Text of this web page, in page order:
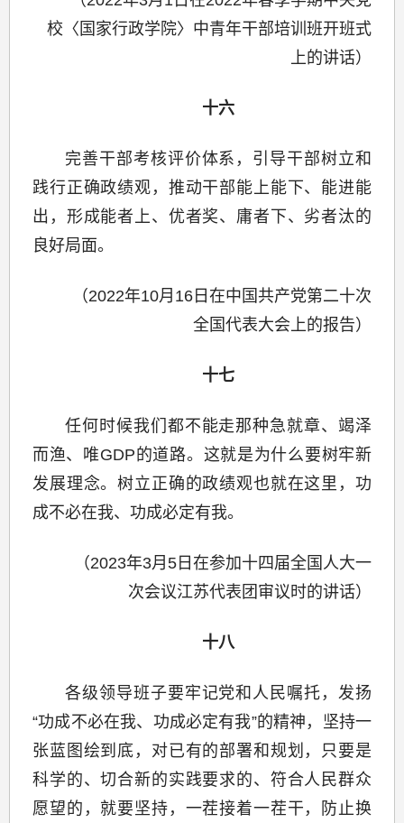
校〈国家行政学院〉中青年干部培训班开班式
上的讲话）
十六
完善干部考核评价体系，引导干部树立和
践行正确政绩观，推动干部能上能下、能进能
出，形成能者上、优者奖、庸者下、劣者汰的
良好局面。
（2022年10月16日在中国共产党第二十次
全国代表大会上的报告）
十七
任何时候我们都不能走那种急就章、竭泽
而渔、唯GDP的道路。这就是为什么要树牢新
发展理念。树立正确的政绩观也就在这里，功
成不必在我、功成必定有我。
（2023年3月5日在参加十四届全国人大一
次会议江苏代表团审议时的讲话）
十八
各级领导班子要牢记党和人民嘱托，发扬
“功成不必在我、功成必定有我”的精神，坚持一
张蓝图绘到底，对已有的部署和规划，只要是
科学的、切合新的实践要求的、符合人民群众
愿望的，就要坚持，一茬接着一茬干，防止换